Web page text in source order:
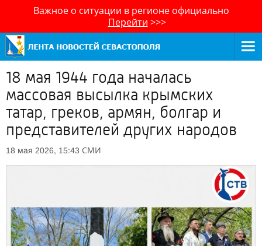
Важное о ситуации в регионе официально
Перейти >>>
18 мая 1944 года началась
массовая высылка крымских
татар, греков, армян, болгар и
представителей других народов
18 мая 2026, 15:43 СМИ